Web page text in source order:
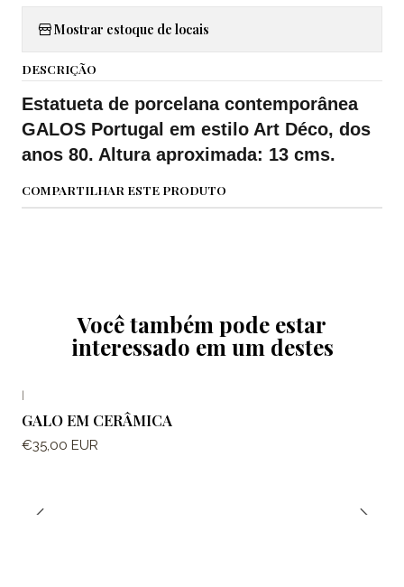
Mostrar estoque de locais
DESCRIÇÃO
Estatueta de porcelana contemporânea
GALOS Portugal em estilo Art Déco, dos
anos 80. Altura aproximada: 13 cms.
COMPARTILHAR ESTE PRODUTO
Você também pode estar
interessado em um destes
GALO EM CERÂMICA
€35,00 EUR